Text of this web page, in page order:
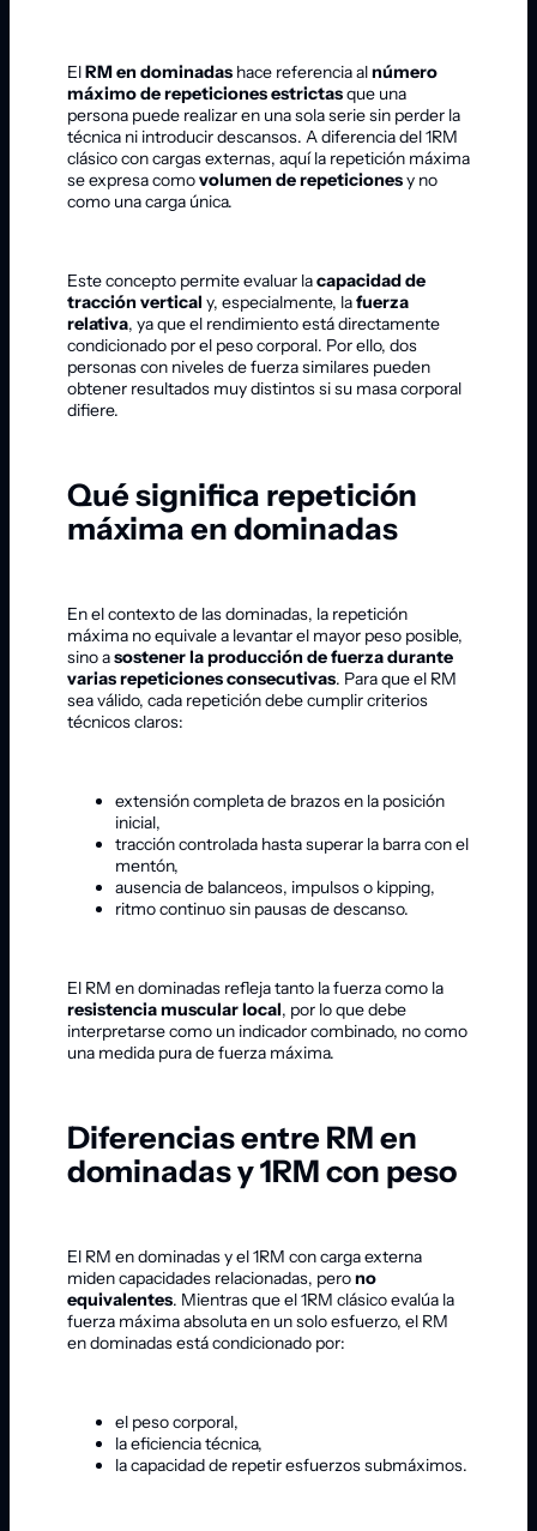
ElRM en dominadas hace referencia alnúmero
máximo de repeticiones estrictasque una
persona puede realizar en una sola serie sin perder la
técnica ni introducir descansos. A diferencia del 1RM
clásico con cargas externas, aquí la repetición máxima
se expresa comovolumen de repeticionesy no
como una carga única.
Este concepto permite evaluar lacapacidad de
tracción vertical y, especialmente, lafuerza
relativa, ya que el rendimiento está directamente
condicionado por el peso corporal. Por ello, dos
personas con niveles de fuerza similares pueden
obtener resultados muy distintos si su masa corporal
difiere.
Qué significa repetición
máxima en dominadas
En el contexto de las dominadas, la repetición
máxima no equivale a levantar el mayor peso posible,
sino asostener la producción de fuerza durante
varias repeticiones consecutivas. Para que el RM
sea válido, cada repetición debe cumplir criterios
técnicos claros:
extensión completa de brazos en la posición
inicial,
tracción controlada hasta superar la barra con el
mentón,
ausencia de balanceos, impulsos o kipping,
ritmo continuo sin pausas de descanso.
El RM en dominadas refleja tanto la fuerza como la
resistencia muscular local, por lo que debe
interpretarse como un indicador combinado, no como
una medida pura de fuerza máxima.
Diferencias entre RM en
dominadas y 1RM con peso
El RM en dominadas y el 1RM con carga externa
miden capacidades relacionadas, perono
equivalentes. Mientras que el 1RM clásico evalúa la
fuerza máxima absoluta en un solo esfuerzo, el RM
en dominadas está condicionado por:
el peso corporal,
la eficiencia técnica,
la capacidad de repetir esfuerzos submáximos.